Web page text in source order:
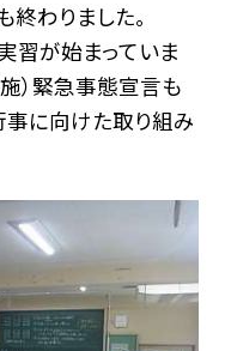
わりました。
習が始まっていま
）緊急事態宣言も
事に向けた取り組み